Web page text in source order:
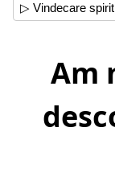
▷ Vindecare
Am